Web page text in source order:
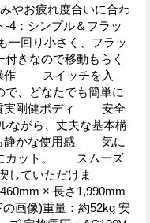
お疲れ度合いに合わ
4：シンプル＆フラッ
回り小さく、フラッ
きなので移動もらく
作 スイッチを入
、どなたでも簡単に
実剛健ボディ 安全
ながら、丈夫な基本構
静かな使用感 気に
にカット。 スムーズ
していただけま
× 長さ1,990mm
画像)重量：約52kg 安